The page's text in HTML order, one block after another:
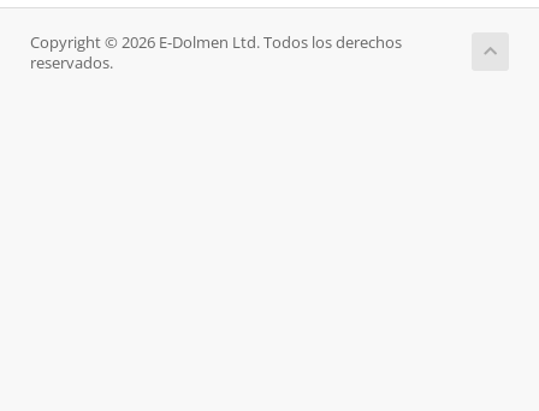
Copyright © 2026 E-Dolmen Ltd. Todos los derechos
reservados.